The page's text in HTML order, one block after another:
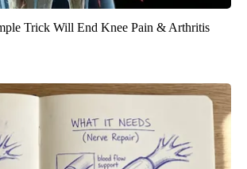
Trick Will End Knee Pain & Arthritis